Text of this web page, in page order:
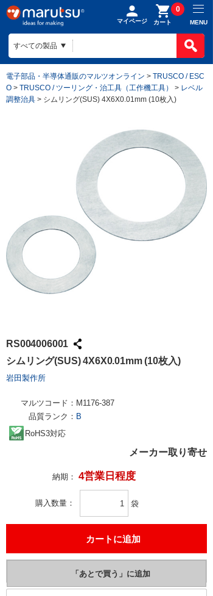
マイページ カート
0
MENU
電子部品・半導体通販のマルツオンライン > TRUSCO / ESC
O > TRUSCO / ツーリング・治工具（工作機工具） > レベル
調整治具 > シムリング(SUS) 4X6X0.01mm (10枚入)
RS004006001
シムリング(SUS) 4X6X0.01mm (10枚入)
岩田製作所
マルツコード： M1176-387
品質ランク： B
RoHS3対応
メーカー取り寄せ
納期： 4営業日程度
購入数量 袋